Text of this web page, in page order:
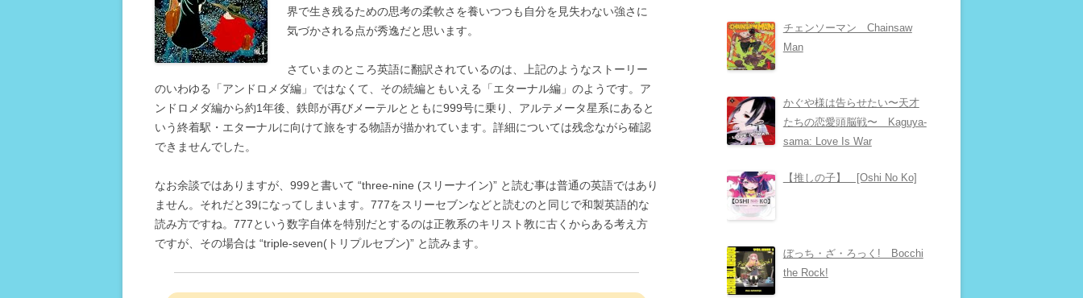
界で生き残るための思考の柔軟さを養いつつも自分を見失わない強さに
気づかされる点が秀逸だと思います。
さていまのところ英語に翻訳されているのは、上記のようなストーリー
のいわゆる「アンドロメダ編」ではなくて、その続編ともいえる「エターナル編」のようです。ア
ンドロメダ編から約1年後、鉄郎が再びメーテルとともに999号に乗り、アルテメータ星系にあると
いう終着駅・エターナルに向けて旅をする物語が描かれています。詳細については残念ながら確認
できませんでした。
なお余談ではありますが、999と書いて “three-nine (スリーナイン)” と読む事は普通の英語ではあり
ません。それだと39になってしまいます。777をスリーセブンなどと読むのと同じで和製英語的な
読み方ですね。777という数字自体を特別だとするのは正教系のキリスト教に古くからある考え方
ですが、その場合は “triple-seven(トリプルセブン)” と読みます。
チェンソーマン Chainsaw
Man
かぐや様は告らせたい〜天才
たちの恋愛頭脳戦〜 Kaguya-
sama: Love Is War
【推しの子】 [Oshi No Ko]
ぼっち・ざ・ろっく! Bocchi
the Rock!